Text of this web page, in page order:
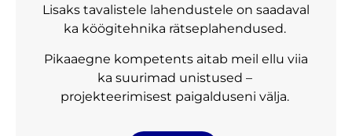
Lisaks tavalistele lahendustele on saadaval
ka köögitehnika rätseplahendused.
Pikaaegne kompetents aitab meil ellu viia
ka suurimad unistused –
projekteerimisest paigalduseni välja.